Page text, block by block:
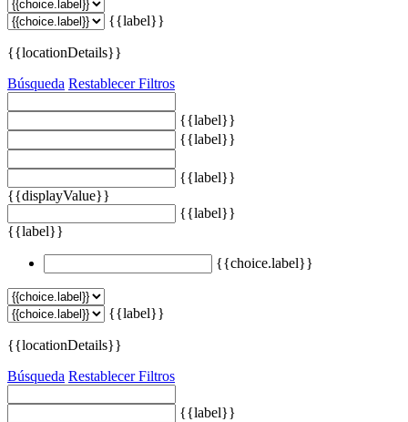
{{label}}
{{locationDetails}}
Búsqueda Restablecer Filtros
{{label}}
{{label}}
{{label}}
{{displayValue}}
{{label}}
{{label}}
{{choice.label}}
{{label}}
{{locationDetails}}
Búsqueda Restablecer Filtros
{{label}}